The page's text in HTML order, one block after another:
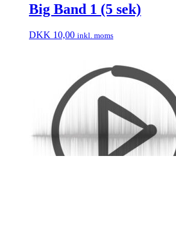
Big Band 1 (5 sek)
DKK 10,00 inkl. moms